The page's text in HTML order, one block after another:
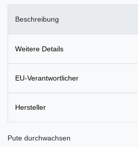
Beschreibung
Weitere Details
EU-Verantwortlicher
Hersteller
Pute durchwachsen